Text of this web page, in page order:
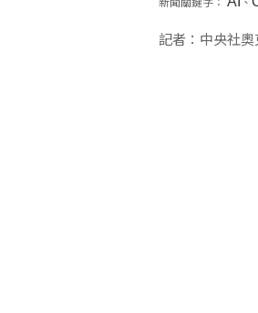
新聞關鍵字： 、
記者：中央社